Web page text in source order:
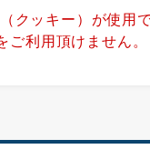
クッキー）が使用
ご利用頂けません。